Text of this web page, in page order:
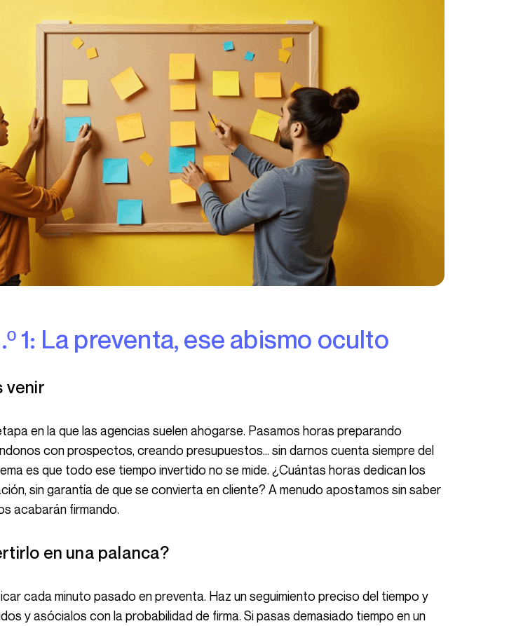
1: La preventa, ese abismo oculto
venir
con prospectos, creando presupuestos… sin darnos cuenta siempre del
es que todo ese tiempo invertido no se mide. ¿Cuántas horas dedican los
sin garantía de que se convierta en cliente? A menudo apostamos sin saber
acabarán firmando.
en una palanca?
y asócialos con la probabilidad de firma. Si pasas demasiado tiempo en un